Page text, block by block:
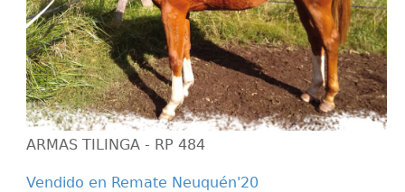
ARMAS TILINGA - RP 484
Vendido en Remate Neuquén'20